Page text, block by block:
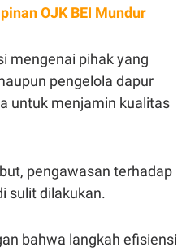
OJK BEI Mundur
mengenai pihak yang
pengelola dapur
untuk menjamin kualitas
pengawasan terhadap
sulit dilakukan.
bahwa langkah efisiensi